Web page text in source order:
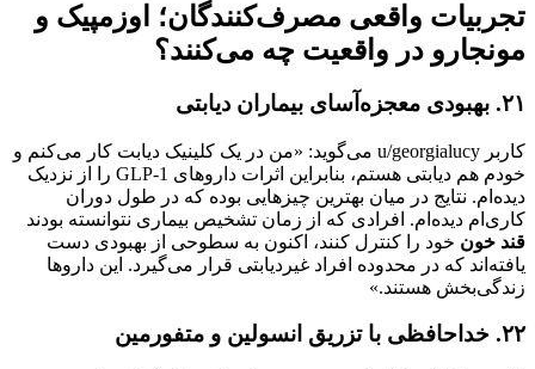
تجربیات واقعی مصرف‌کنندگان؛ اوزمپیک و
مونجارو در واقعیت چه می‌کنند؟
۲۱. بهبودی معجزه‌آسای بیماران دیابتی
کاربر u/georgialucy می‌گوید: «من در یک کلینیک دیابت کار می‌کنم و
خودم هم دیابتی هستم، بنابراین اثرات داروهای GLP-1 را از نزدیک
دیده‌ام. نتایج در میان بهترین چیزهایی بوده که در طول دوران
کاری‌ام دیده‌ام. افرادی که از زمان تشخیص بیماری نتوانسته بودند
قند خون خود را کنترل کنند، اکنون به سطوحی از بهبودی دست
یافته‌اند که در محدوده افراد غیردیابتی قرار می‌گیرد. این داروها
زندگی‌بخش هستند.»
۲۲. خداحافظی با تزریق انسولین و متفورمین